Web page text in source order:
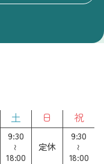
土 日 祝
9:30
～
18:00
定休
9:30
～
18:00